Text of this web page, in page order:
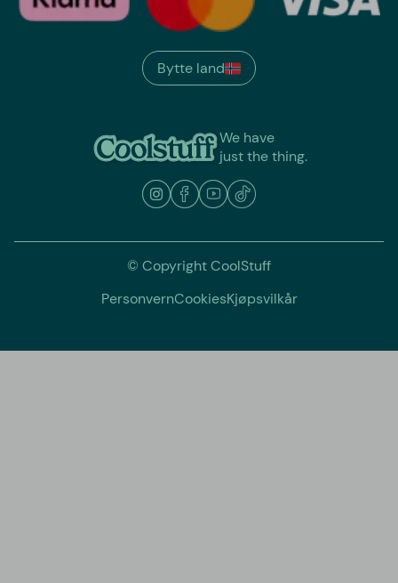
We have
just the thing.
Bytte land
© Copyright CoolStuff
PersonvernCookiesKjøpsvilkår